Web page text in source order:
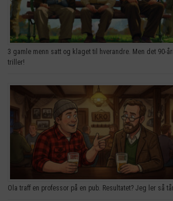
3 gamle menn satt og klaget til hverandre. Men det 90-
triller!
Ola traff en professor på en pub. Resultatet? Jeg ler så